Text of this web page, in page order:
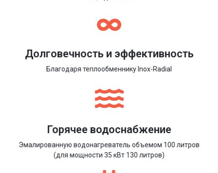
Долговечность и эффективность
Благодаря теплообменнику Inox-Radial
Горячее водоснабжение
Эмалированную водонагреватель объемом 100 литров
(для мощности 35 кВт 130 литров)